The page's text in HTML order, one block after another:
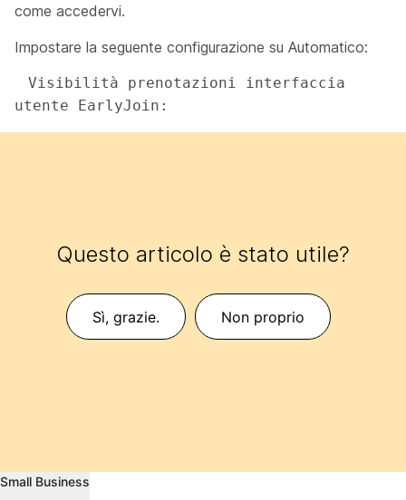
come accedervi.
Impostare la seguente configurazione su Automatico:
utente EarlyJoin:
Questo articolo è stato utile?
Sì, grazie. Non proprio
Small Business